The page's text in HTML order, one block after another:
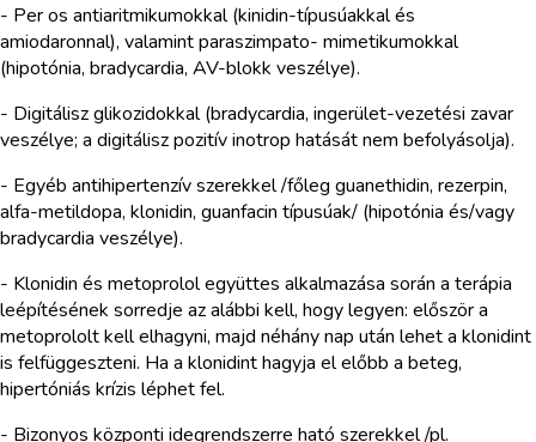
- Per os antiaritmikumokkal (kinidin-típusúakkal és
amiodaronnal), valamint paraszimpato- mimetikumokkal
(hipotónia, bradycardia, AV-blokk veszélye).
- Digitálisz glikozidokkal (bradycardia, ingerület-vezetési zavar
veszélye; a digitálisz pozitív inotrop hatását nem befolyásolja).
- Egyéb antihipertenzív szerekkel /főleg guanethidin, rezerpin,
alfa-metildopa, klonidin, guanfacin típusúak/ (hipotónia és/vagy
bradycardia veszélye).
- Klonidin és metoprolol együttes alkalmazása során a terápia
leépítésének sorredje az alábbi kell, hogy legyen: először a
metoprololt kell elhagyni, majd néhány nap után lehet a klonidint
is felfüggeszteni. Ha a klonidint hagyja el előbb a beteg,
hipertóniás krízis léphet fel.
- Bizonyos központi idegrendszerre ható szerekkel /pl.